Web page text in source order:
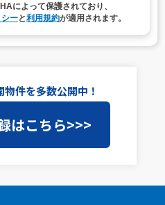
人への連絡を含む）のため
目的の範囲に限って個人情報
ます。この場合、個人情報保
、個人情報の適正管理・機密
、適切な管理を実施させま
求
によって保護されており、
ーと利用規約が適用されます。
件を多数公開中！
はこちら>>>